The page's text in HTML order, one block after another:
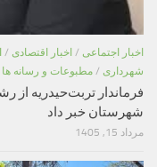
اخبار اجتماعی / اخبار اقتصادی /
شهرداری / مطبوعات و رسانه ها
شهرستان خبر داد
مرداد 15, 1405